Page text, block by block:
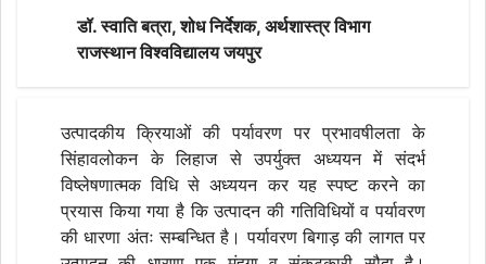
डॉ. स्वाति बत्रा, शोध निर्देशक, अर्थशास्त्र विभाग
राजस्थान विश्वविद्यालय जयपुर
उत्पादकीय क्रियाओं की पर्यावरण पर प्रभावषीलता के
सिंहावलोकन के लिहाज से उपर्युक्त अध्ययन में संदर्भ
विष्लेषणात्मक विधि से अध्ययन कर यह स्पष्ट करने का
प्रयास किया गया है कि उत्पादन की गतिविधियों व पर्यावरण
की धारणा अंतः सम्बन्धित है। पर्यावरण बिगाड़ की लागत पर